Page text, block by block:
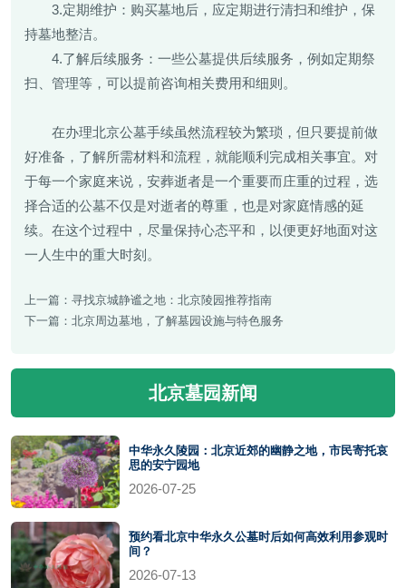
3.定期维护：购买墓地后，应定期进行清扫和维护，保
持墓地整洁。
4.了解后续服务：一些公墓提供后续服务，例如定期祭
扫、管理等，可以提前咨询相关费用和细则。
在办理北京公墓手续虽然流程较为繁琐，但只要提前做
好准备，了解所需材料和流程，就能顺利完成相关事宜。对
于每一个家庭来说，安葬逝者是一个重要而庄重的过程，选
择合适的公墓不仅是对逝者的尊重，也是对家庭情感的延
续。在这个过程中，尽量保持心态平和，以便更好地面对这
一人生中的重大时刻。
上一篇： 寻找京城静谧之地：北京陵园推荐指南
下一篇： 北京周边墓地，了解墓园设施与特色服务
北京墓园新闻
中华永久陵园：北京近郊的幽静之地，市民寄托哀
思的安宁园地
2026-07-25
预约看北京中华永久公墓时后如何高效利用参观时
间？
2026-07-13